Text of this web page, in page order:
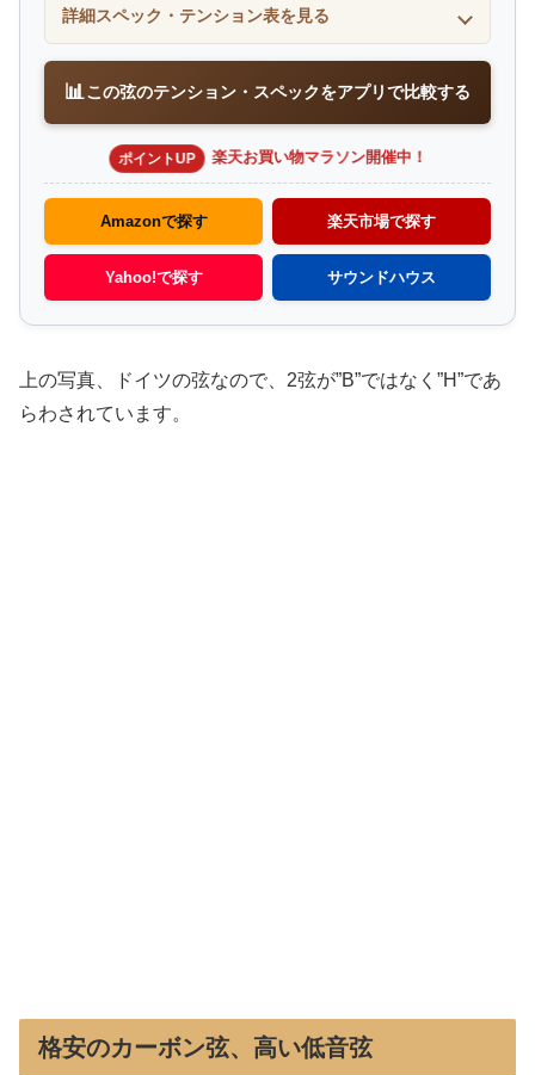
詳細スペック・テンション表を見る
📊この弦のテンション・スペックをアプリで比較する
ポイントUP 楽天お買い物マラソン開催中！
Amazonで探す 楽天市場で探す
Yahoo!で探す サウンドハウス
上の写真、ドイツの弦なので、2弦が”B”ではなく”H”であ
らわされています。
格安のカーボン弦、高い低音弦